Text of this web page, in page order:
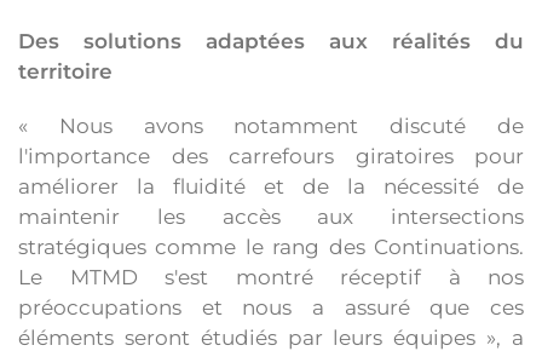
Des solutions adaptées aux réalités du
territoire
« Nous avons notamment discuté de
l'importance des carrefours giratoires pour
améliorer la fluidité et de la nécessité de
maintenir les accès aux intersections
stratégiques comme le rang des Continuations.
Le MTMD s'est montré réceptif à nos
préoccupations et nous a assuré que ces
éléments seront étudiés par leurs équipes », a